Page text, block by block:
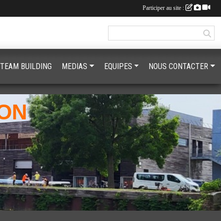
BUILDING MEDIAS EQUIPES NOUS CONTACTER
Participer au site :